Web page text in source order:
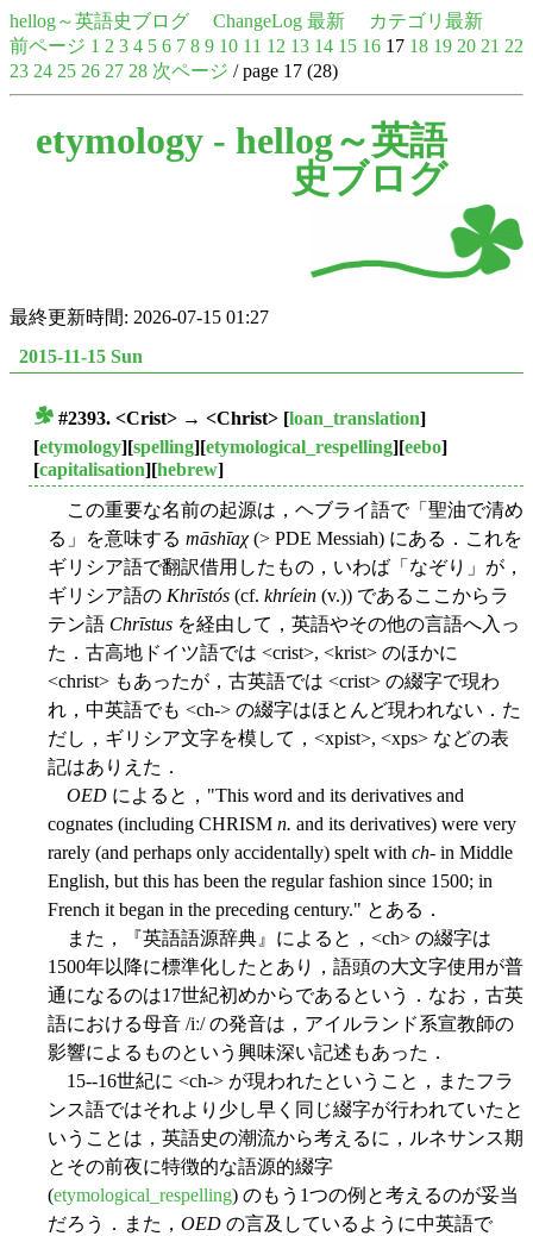
hellog～英語史ブログ ChangeLog 最新
カテゴリ最新
前ページ 1 2 3 4 5 6 7 8 9 10 11 12 13 14 15 16 17 18 19 20 21 22
23 24 25 26 27 28 次ページ / page 17 (28)
etymology - hellog～英語
史ブログ
最終更新時間: 2026-07-15 01:27
2015-11-15 Sun
#2393. <Crist> → <Christ> [loan_translation]
[etymology][spelling][etymological_respelling][eebo]
[capitalisation][hebrew]
この重要な名前の起源は，ヘブライ語で「聖油で清め
る」を意味する māshīaχ(> PDE Messiah) にある．これを
ギリシア語で翻訳借用したもの，いわば「なぞり」が，
ギリシア語の Khrīstós (cf. khríein (v.)) であるここからラ
テン語 Chrīstus を経由して，英語やその他の言語へ入っ
た．古高地ドイツ語では <crist>, <krist> のほかに
<christ> もあったが，古英語では <crist> の綴字で現わ
れ，中英語でも <ch-> の綴字はほとんど現われない．た
だし，ギリシア文字を模して，<xpist>, <xps> などの表
記はありえた．
OED によると，"This word and its derivatives and
cognates (including CHRISM n. and its derivatives) were very
rarely (and perhaps only accidentally) spelt with ch- in Middle
English, but this has been the regular fashion since 1500; in
French it began in the preceding century." とある．
また，『英語語源辞典』によると，<ch> の綴字は
1500年以降に標準化したとあり，語頭の大文字使用が普
通になるのは17世紀初めからであるという．なお，古英
語における母音 /iː/ の発音は，アイルランド系宣教師の
影響によるものという興味深い記述もあった．
15--16世紀に <ch-> が現われたということ，またフラ
ンス語ではそれより少し早く同じ綴字が行われていたと
いうことは，英語史の潮流から考えるに，ルネサンス期
とその前夜に特徴的な語源的綴字
(etymological_respelling) のもう1つの例と考えるのが妥当
だろう．また， OED の言及しているように中英語で